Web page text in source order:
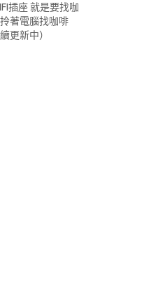
插座 就是要找咖
著電腦找咖啡
續更新中）